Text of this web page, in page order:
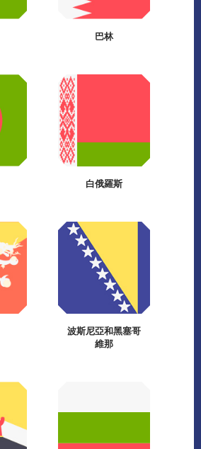
巴林
白俄羅斯
波斯尼亞和黑塞哥
維那